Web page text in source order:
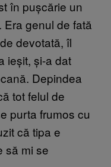
în pușcărie un
Era genul de fată
devotată, îl
ieșit, și-a dat
Depindea
tot felul de
purta frumos cu
că tipa e
să mi se